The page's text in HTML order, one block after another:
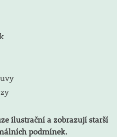
ilustrační a zobrazují starší
podmínek.